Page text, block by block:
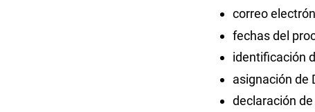
correo
fechas del
identificación
asignación de
declaración